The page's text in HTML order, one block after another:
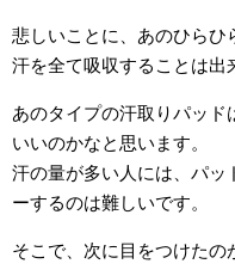
悲しいことに、あのひらひ
汗を全て吸収することは出
あのタイプの汗取りパッ
いいのかなと思います。
汗の量が多い人には、パッ
ーするのは難しいです。
そこで、次に目をつけた